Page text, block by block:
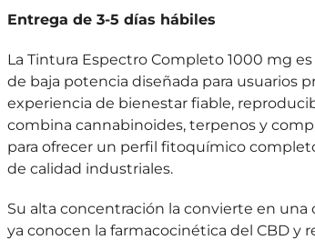
Entrega de 3-5 días hábiles
La Tintura Espectro Completo 1000 mg
de baja potencia diseñada para usuarios
experiencia de bienestar fiable,
combina cannabinoides, terpenos y
para ofrecer un perfil fitoquímico
de calidad industriales.
Su alta concentración la convierte en
ya conocen la farmacocinética del CBD y